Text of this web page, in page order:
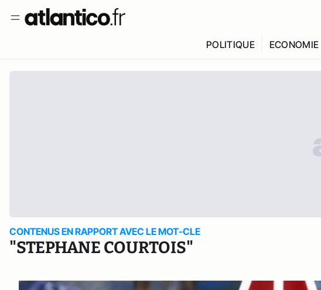
POLITIQUE ECONOMIE
CONTENUS EN RAPPORT AVEC LE MOT-CLE
"STEPHANE COURTOIS"